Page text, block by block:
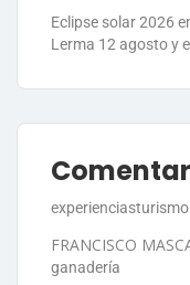
Eclipse solar 2026
Lerma 12 agosto y
experienciasturismo
FRANCISCO
ganadería